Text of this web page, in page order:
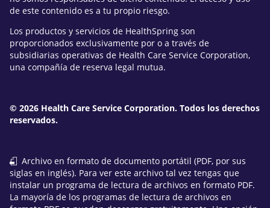
de este contenido es a tu propio riesgo.
Los productos y servicios de HealthSpring son
proporcionados exclusivamente por o a través de
subsidiarias operativas de Health Care Service Corporation,
una compañía de reserva legal mutua.
© 2026 Health Care Service Corporation. Todos los derechos
reservados.
Archivo en formato de documento portátil (PDF, por sus
siglas en inglés). Para ver este archivo tal vez tengas que
instalar un programa de lectura de archivos en formato PDF.
La mayoría de los programas de lectura de archivos en